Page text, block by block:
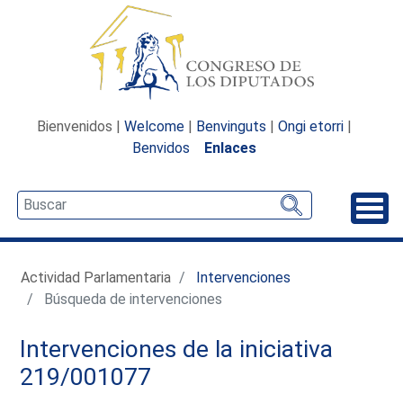
Bienvenidos | Welcome | Benvinguts | Ongi etorri |
Benvidos
Enlaces
Actividad Parlamentaria
Intervenciones
Búsqueda de intervenciones
Intervenciones de la iniciativa
219/001077